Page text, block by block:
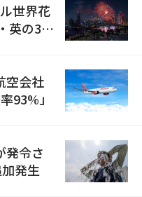
世界花
英の3カ
空会社
93%」
発令さ
発生